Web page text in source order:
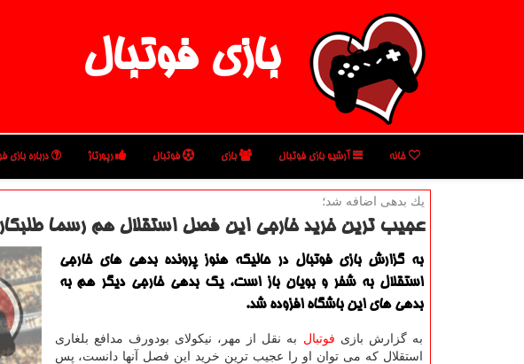
بازی فوتبال
خانه آرشیو بازی فوتبال بازی فوتبال رپورتاژ درباره بازی
یك بدهی اضافه شد؛
عجیب ترین خرید خارجی این فصل استقلال هم رسما
به گزارش بازی فوتبال در حالیكه هنوز پرونده بدهی های خارجی
استقلال به شفر و بویان باز است، یك بدهی خارجی دیگر هم به
بدهی های این باشگاه افزوده شد.
به گزارش بازی فوتبال به نقل از مهر، نیکولای بودورف مدافع بلغاری
استقلال که می توان او را عجیب ترین خرید این فصل آنها دانست، پس